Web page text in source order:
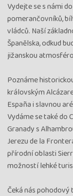
Vydejte se s námi
pomerančovníků,
vládců. Naší
Španělska, odkud
jižanskou
Poznáme
královským
España i slavnou
Vydáme se také do
Granady s
Jerezu de la
přírodní oblasti
možností lehké
Čeká nás